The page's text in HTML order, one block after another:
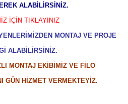
ALABİLİRSİNİZ.
İÇİN TIKLAYINIZ
MONTAJ VE PROJE
ALABİLİRSİNİZ.
MONTAJ EKİBİMİZ VE FİLO
GÜN HİZMET VERMEKTEYİZ.